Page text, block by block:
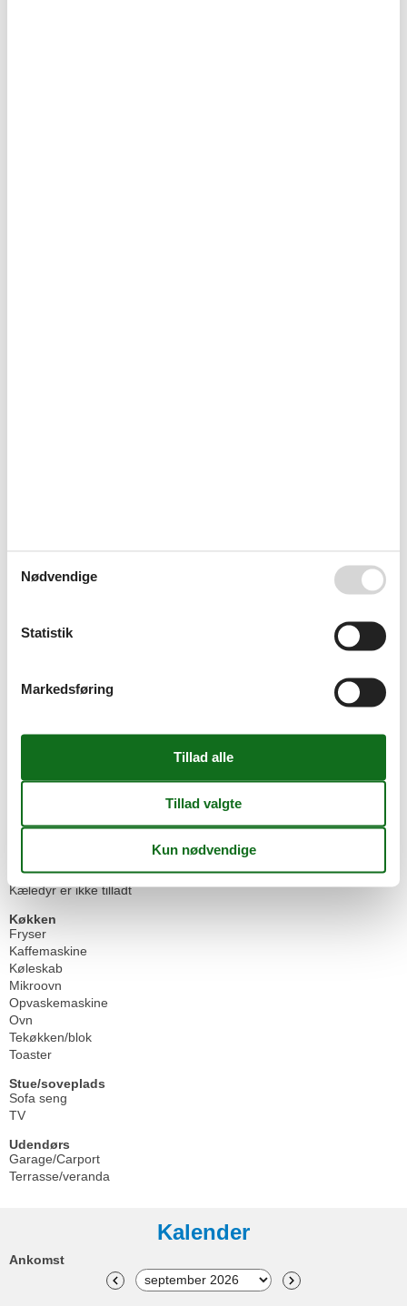
gelten nur für Buchung ab 3 Übernachtungen!
Bruser
Ikke-rygere
Vaskemaskine
Grundlæggende
Stue soveværelse
Kæledyr
Kæledyr er ikke tilladt
Køkken
Fryser
Kaffemaskine
Køleskab
Mikroovn
Opvaskemaskine
Ovn
Tekøkken/blok
Toaster
Stue/soveplads
Sofa seng
TV
Udendørs
Garage/Carport
Terrasse/veranda
Kalender
Ankomst
Nødvendige
Statistik
Markedsføring